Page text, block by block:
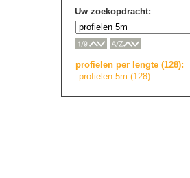
Uw zoekopdracht:
profielen per lengte (128):
profielen 5m (128)